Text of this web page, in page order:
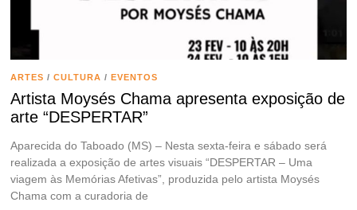
ARTES / CULTURA / EVENTOS
Artista Moysés Chama apresenta exposição de
arte “DESPERTAR”
Aparecida do Taboado (MS) – Nesta sexta-feira e sábado será
realizada a exposição de artes visuais “DESPERTAR – Uma
viagem às Memórias Afetivas”, produzida pelo artista Moysés
Chama com a curadoria de